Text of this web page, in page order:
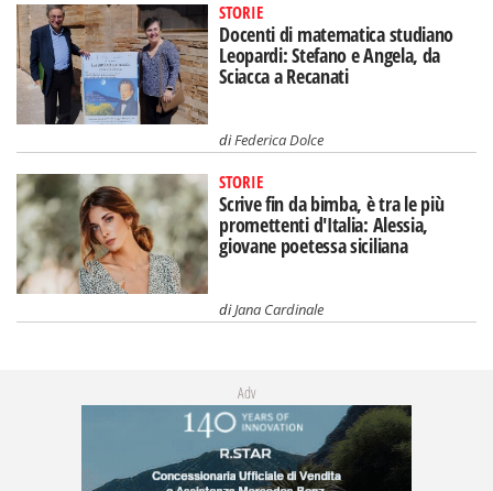
STORIE
Docenti di matematica studiano
Leopardi: Stefano e Angela, da
Sciacca a Recanati
diFederica Dolce
STORIE
Scrive fin da bimba, è tra le più
promettenti d'Italia: Alessia,
giovane poetessa siciliana
diJana Cardinale
Adv